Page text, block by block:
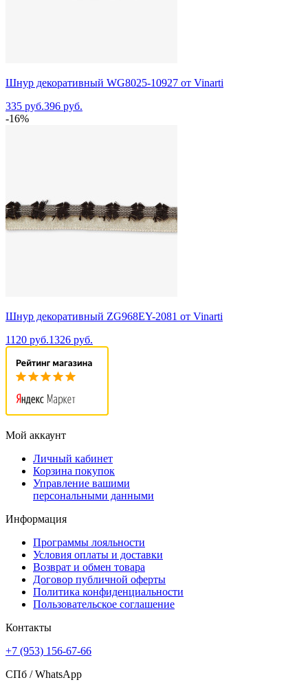
Шнур декоративный WG8025-10927 от Vinarti
335 руб.396 руб.
-16%
Шнур декоративный ZG968EY-2081 от Vinarti
1120 руб.1326 руб.
Мой аккаунт
Личный кабинет
Корзина покупок
Управление вашими
персональными данными
Информация
Программы лояльности
Условия оплаты и доставки
Возврат и обмен товара
Договор публичной оферты
Политика конфиденциальности
Пользовательское соглашение
Контакты
+7 (953) 156-67-66
СПб /WhatsApp